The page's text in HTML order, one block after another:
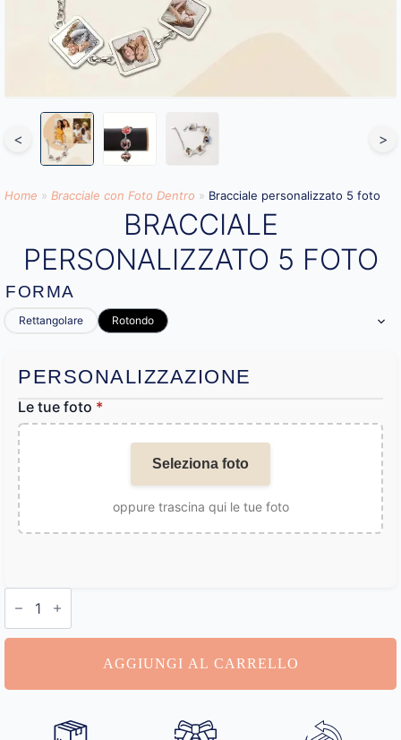
< >
Home » Bracciale con Foto Dentro​ » Bracciale personalizzato 5 foto
BRACCIALE
PERSONALIZZATO 5 FOTO
FORMA
Rettangolare Rotondo
PERSONALIZZAZIONE
Le tue foto *
Seleziona foto
oppure trascina qui le tue foto
Bracciale
personalizzato
foto
AGGIUNGI AL CARRELLO